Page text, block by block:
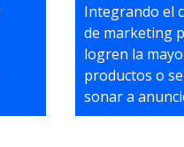
Integrando el
de marketing
logren la
productos o
sonar a